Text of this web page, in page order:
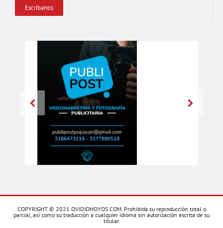
Escríbanos
COPYRIGHT © 2021 OVIDIOHOYOS.COM. Prohibida su reproducción total o
parcial, así como su traducción a cualquier idioma sin autorización escrita de su
titular.